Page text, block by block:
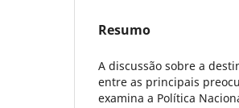
Resumo
A discussão sobre a
entre as principais
examina a Política